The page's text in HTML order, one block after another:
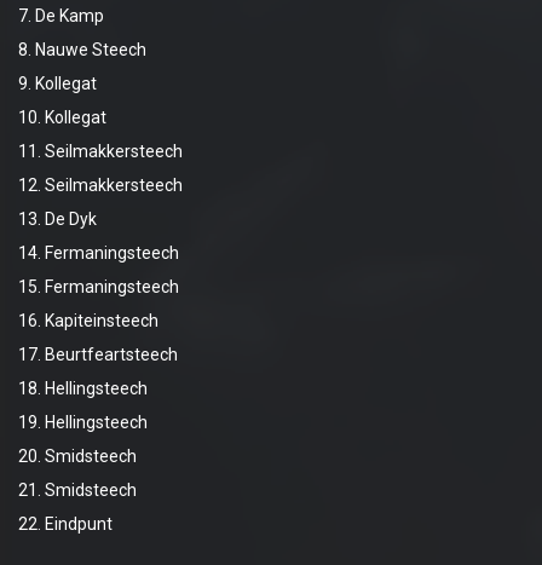
7. De Kamp
8. Nauwe Steech
9. Kollegat
10. Kollegat
11. Seilmakkersteech
12. Seilmakkersteech
13. De Dyk
14. Fermaningsteech
15. Fermaningsteech
16. Kapiteinsteech
17. Beurtfeartsteech
18. Hellingsteech
19. Hellingsteech
20. Smidsteech
21. Smidsteech
22. Eindpunt